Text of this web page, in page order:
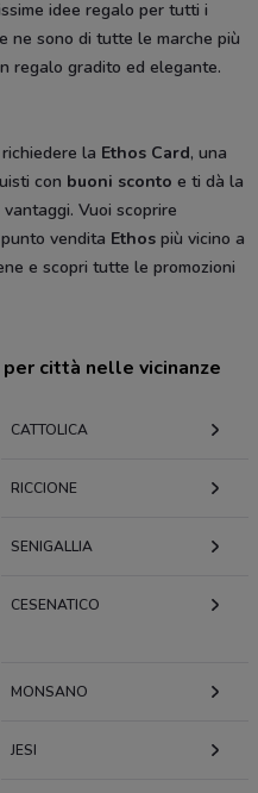
idee regalo per tutti i
ne sono di tutte le marche più
regalo gradito ed elegante.
la Ethos Card, una
con buoni sconto e ti dà la
Vuoi scoprire
vendita Ethos più vicino a
e scopri tutte le promozioni
città nelle vicinanze
CATTOLICA
RICCIONE
SENIGALLIA
CESENATICO
MONSANO
JESI